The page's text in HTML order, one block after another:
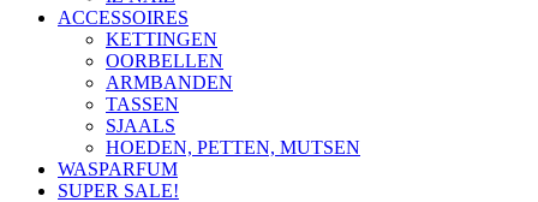
ACCESSOIRES
KETTINGEN
OORBELLEN
ARMBANDEN
TASSEN
SJAALS
HOEDEN, PETTEN, MUTSEN
WASPARFUM
SUPER SALE!